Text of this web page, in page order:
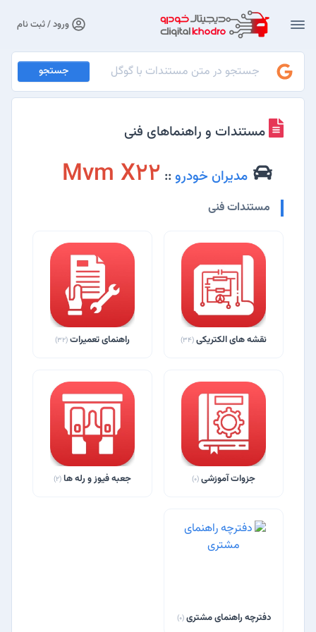
ورود / ثبت نام
جستجو
مستندات و راهنماهای فنی
مدیران خودرو ::
Mvm X22
مستندات فنی
نقشه های الکتریکی (34) راهنمای تعمیرات(32)
جزوات آموزشی (0) جعبه فیوز و رله ها(2)
دفترچه راهنمای مشتری(0)